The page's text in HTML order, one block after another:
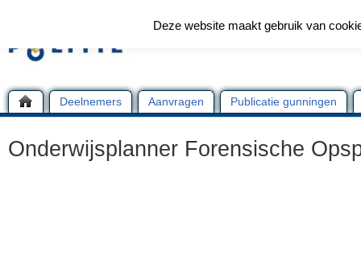
Deelnemers Aanvragen Publicatie gunningen
Onderwijsplanner Forensische
Deze website maakt gebruik van